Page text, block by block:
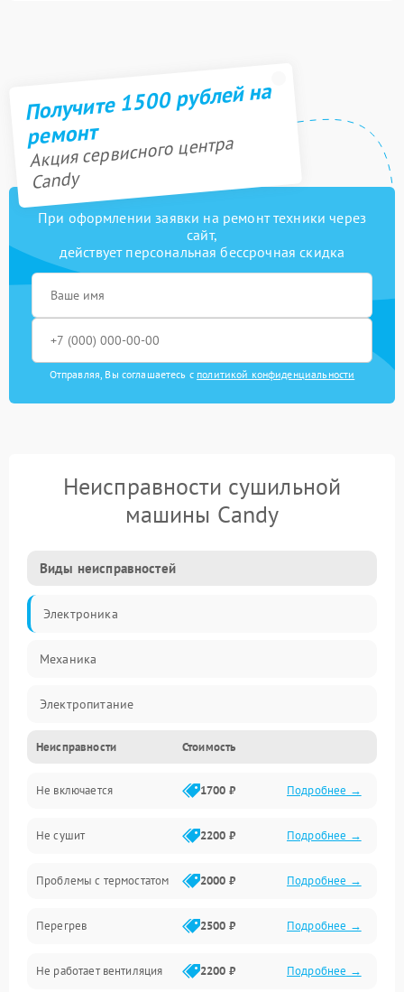
Получите 1500 рублей на
ремонт
Акция сервисного центра
Candy
При оформлении заявки на ремонт техники через
сайт,
действует персональная бессрочная скидка
Отправляя, Вы соглашаетесь с политикой конфиденциальности
Неисправности сушильной
машины Candy
Виды неисправностей
Электроника
Механика
Электропитание
Нагрев
Механические повреждения
Оптика
Программное обеспечение
Датчики
Безопасность
Неисправности Стоимость
Не включается 1700 ₽ Подробнее →
Не сушит 2200 ₽ Подробнее →
Проблемы с термостатом 2000 ₽ Подробнее →
Перегрев 2500 ₽ Подробнее →
Не работает вентиляция 2200 ₽ Подробнее →